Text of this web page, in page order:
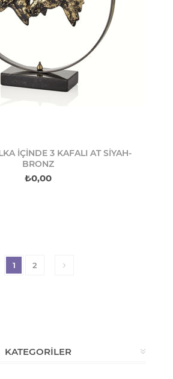
İÇİNDE 3 KAFALI AT SİYAH-
BRONZ
₺0,00
1 2
KATEGORILER